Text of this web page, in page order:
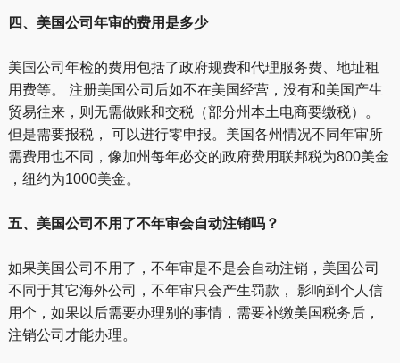
四、美国公司年审的费用是多少
美国公司年检的费用包括了政府规费和代理服务费、地址租
用费等。 注册美国公司后如不在美国经营，没有和美国产生
贸易往来，则无需做账和交税（部分州本土电商要缴税）。
但是需要报税， 可以进行零申报。美国各州情况不同年审所
需费用也不同，像加州每年必交的政府费用联邦税为800美金
，纽约为1000美金。
五、美国公司不用了不年审会自动注销吗？
如果美国公司不用了，不年审是不是会自动注销，美国公司
不同于其它海外公司，不年审只会产生罚款， 影响到个人信
用个，如果以后需要办理别的事情，需要补缴美国税务后，
注销公司才能办理。